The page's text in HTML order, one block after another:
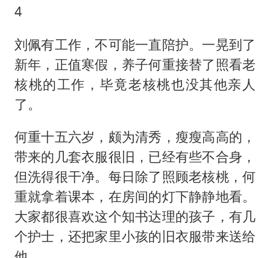
4
刘佩有工作，不可能一直陪护。一晃到了
新年，正值寒假，养子何重接替了照看老
核桃的工作，毕竟老核桃也没其他亲人
了。
何重十五六岁，颇为清秀，瘦瘦高高的，
带来的几套衣服很旧，已经有些不合身，
但洗得很干净。每日除了照顾老核桃，何
重就拿着课本，在房间的灯下静静地看。
大家都很喜欢这个知书达理的孩子，有几
个护士，还把家里小孩的旧衣服带来送给